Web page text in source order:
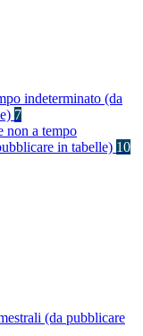
indeterminato (da
7
non a tempo
in tabelle) 10
(da pubblicare